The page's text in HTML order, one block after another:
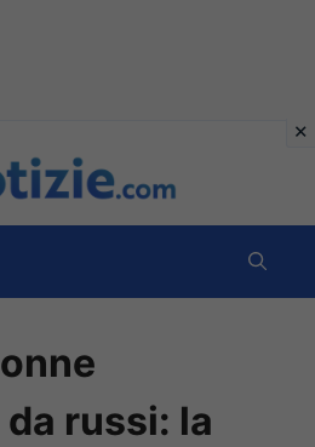
russi: la